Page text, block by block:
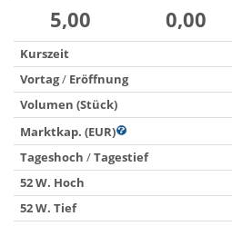
5,00 0,00
Kurszeit
Vortag/ Eröffnung
Volumen (Stück)
Marktkap. (EUR)
Tageshoch /Tagestief
52 W. Hoch
52 W. Tief